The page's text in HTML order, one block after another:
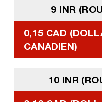
9 INR
0,15 CAD
CANADIEN)
10 INR